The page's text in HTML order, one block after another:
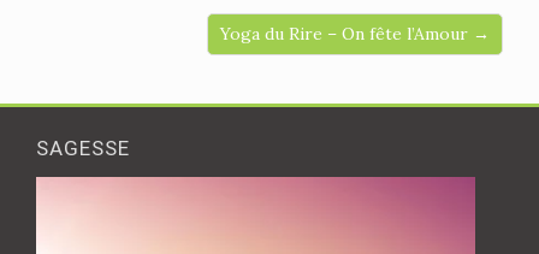
Yoga du Rire – On fête l’Amour →
SAGESSE